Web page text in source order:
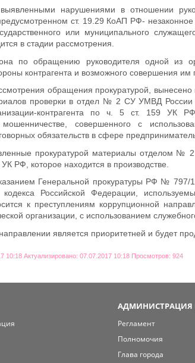
нарушениями в отношении
ст. 19.29 КоАП РФ-
или муниципального
в стадии рассмотрения.
по обращению руководителя одной из
контрагента и возможного совершения им
обращения прокуратурой,
проверки в отдел № 2 СУ УМВД
контрагента по ч. 5 ст. 159 УК
совершенного с
обязательств в сфере
прокуратурой материалы отделом №
РФ, которое находится в производстве.
Генеральной прокуратуры РФ №
кодекса Российской Федерации,
к преступлениям коррупционной
организации, с использованием
является приоритетней и будет
10:18 Актуализировано: 07.07.2017 10:18 Просмотров: 924
АДМИНИСТРАЦИЯ
Регламент
Полномочия
Глава города